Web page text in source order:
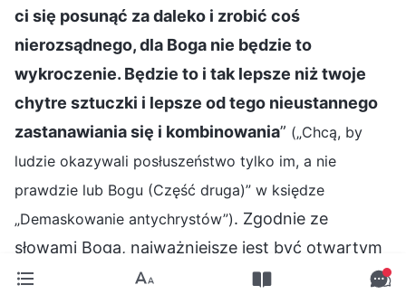
ci się posunąć za daleko i zrobić coś
nierozsądnego, dla Boga nie będzie to
wykroczenie. Będzie to i tak lepsze niż twoje
chytre sztuczki i lepsze od tego nieustannego
zastanawiania się i kombinowania” („Chcą, by
ludzie okazywali posłuszeństwo tylko im, a nie
prawdzie lub Bogu (Część druga)” w księdze
„Demaskowanie antychrystów”). Zgodnie ze
słowami Boga, najważniejsze jest być otwartym
w tym, jak podchodzimy do Boga i stwarzanych